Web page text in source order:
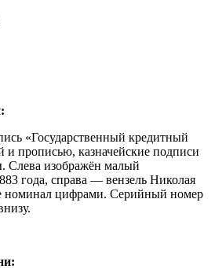
«Государственный кредитный
прописью, казначейские подписи
Слева изображён малый
года, справа — вензель Николая
номинал цифрами. Серийный номер